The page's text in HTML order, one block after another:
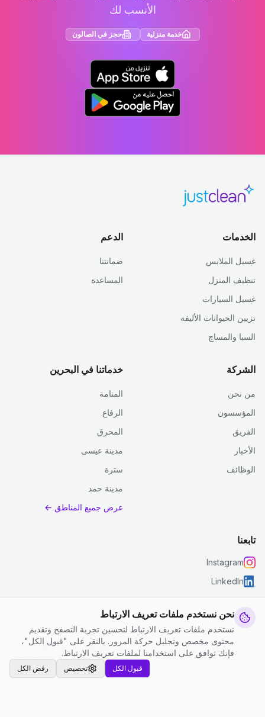
نحن نستخدم ملفات تعريف الارتباط
نستخدم ملفات تعريف الارتباط لتحسين تجربة التصفح وتقديم
محتوى مخصص وتحليل حركة المرور. بالنقر على "قبول الكل"،
فإنك توافق على استخدامنا لملفات تعريف الارتباط.
رفض الكل تخصيص قبول الكل
الأنسب لك
خدمة منزلية حجز في الصالون
الخدمات
غسيل الملابس
تنظيف المنزل
غسيل السيارات
تزيين الحيوانات الأليفة
السبا والمساج
الدعم
ضمانتنا
المساعدة
الشركة
من نحن
المؤسسون
الفريق
الأخبار
الوظائف
خدماتنا في البحرين
المنامة
الرفاع
المحرق
مدينة عيسى
سترة
مدينة حمد
عرض جميع المناطق ←
تابعنا
Instagram
LinkedIn
© 2026 جست كلين. جميع الحقوق محفوظة.
سياسة الخصوصية
الشروط والأحكام | إعدادات ملفات تعريف الارتباط